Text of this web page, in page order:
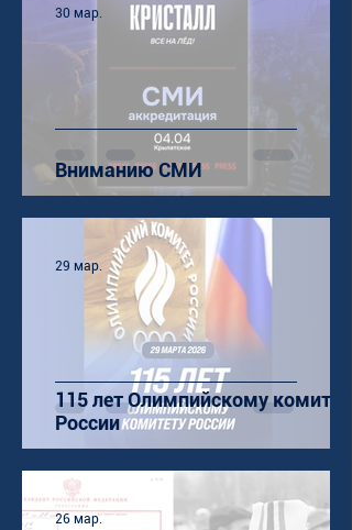
Вниманию СМИ
30 мар.
115 лет Олимпийскому комитету
России
29 мар.
26 мар.